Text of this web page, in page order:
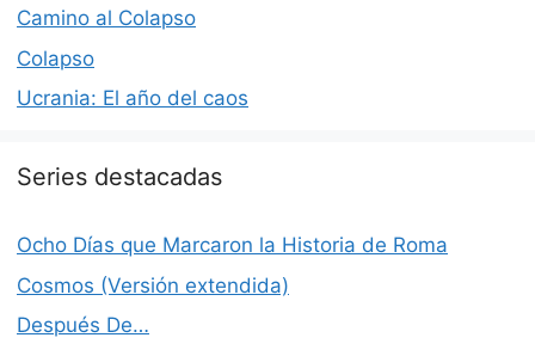
Camino al Colapso
Colapso
Ucrania: El año del caos
Series destacadas
Ocho Días que Marcaron la Historia de Roma
Cosmos (Versión extendida)
Después De…